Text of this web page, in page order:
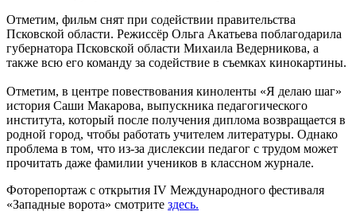
Отметим, фильм снят при содействии правительства
Псковской области. Режиссёр Ольга Акатьева поблагодарила
губернатора Псковской области Михаила Ведерникова, а
также всю его команду за содействие в съемках кинокартины.
Отметим, в центре повествования киноленты «Я делаю шаг»
история Саши Макарова, выпускника педагогического
института, который после получения диплома возвращается в
родной город, чтобы работать учителем литературы. Однако
проблема в том, что из-за дислексии педагог с трудом может
прочитать даже фамилии учеников в классном журнале.
Фоторепортаж с открытия IV Международного фестиваля
«Западные ворота» смотрите здесь.